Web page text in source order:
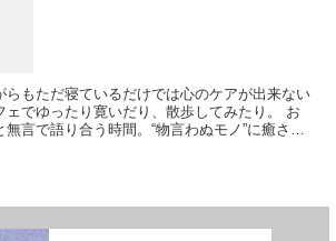
らもただ寝ているだけでは心のケアが出来ない
でゆったり寛いだり、散歩してみたり。 お
言で語り合う時間。“物言わぬモノ”に癒され